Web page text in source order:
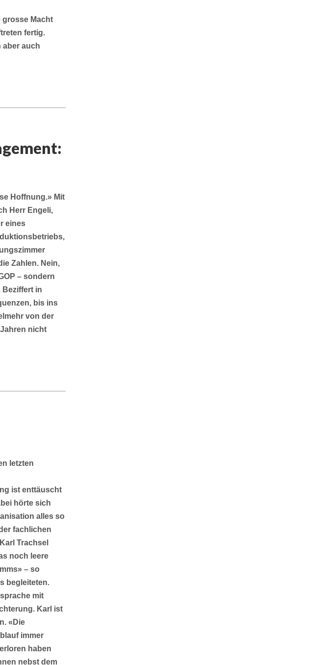
grosse Macht
fertig.
aber auch
Hoffnung.» Mit
Herr Engeli,
eines
Zahlen. Nein,
– sondern
Beziffert in
bis ins
von der
nicht
letzten
ist enttäuscht
hörte sich
alles so
fachlichen
Trachsel
noch leere
– so
begleiteten.
mit
Karl ist
«Die
immer
haben
nebst dem